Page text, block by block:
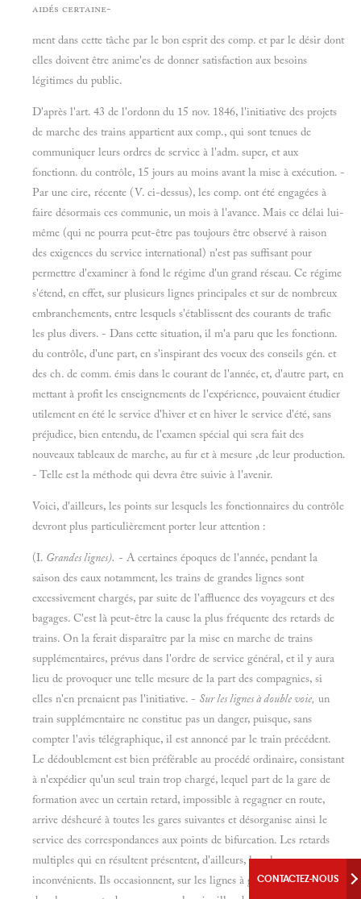
aidés certaine-
ment dans cette tâche par le bon esprit des comp. et par le désir dont
elles doivent être anime'es de donner satisfaction aux besoins
légitimes du public.
D'après l'art. 43 de l'ordonn du 15 nov. 1846, l'initiative des projets
de marche des trains appartient aux comp., qui sont tenues de
communiquer leurs ordres de service à l'adm. super, et aux
fonctionn. du contrôle, 15 jours au moins avant la mise à exécution. -
Par une cire, récente (V. ci-dessus), les comp. ont été engagées à
faire désormais ces communie, un mois à l'avance. Mais ce délai lui-
même (qui ne pourra peut-être pas toujours être observé à raison
des exigences du service international) n'est pas suffisant pour
permettre d'examiner à fond le régime d'un grand réseau. Ce régime
s'étend, en effet, sur plusieurs lignes principales et sur de nombreux
embranchements, entre lesquels s'établissent des courants de trafic
les plus divers. - Dans cette situation, il m'a paru que les fonctionn.
du contrôle, d'une part, en s'inspirant des voeux des conseils gén. et
des ch. de comm. émis dans le courant de l'année, et, d'autre part, en
mettant à profit les enseignements de l'expérience, pouvaient étudier
utilement en été le service d'hiver et en hiver le service d'été, sans
préjudice, bien entendu, de l'examen spécial qui sera fait des
nouveaux tableaux de marche, au fur et à mesure ,de leur production.
- Telle est la méthode qui devra être suivie à l'avenir.
Voici, d'ailleurs, les points sur lesquels les fonctionnaires du contrôle
devront plus particulièrement porter leur attention :
(I. Grandes lignes). - A certaines époques de l'année, pendant la
saison des eaux notamment, les trains de grandes lignes sont
excessivement chargés, par suite de l'affluence des voyageurs et des
bagages. C'est là peut-être la cause la plus fréquente des retards de
trains. On la ferait disparaître par la mise en marche de trains
supplémentaires, prévus dans l'ordre de service général, et il y aura
lieu de provoquer une telle mesure de la part des compagnies, si
elles n'en prenaient pas l'initiative. - Sur les lignes à double voie, un
train supplémentaire ne constitue pas un danger, puisque, sans
compter l'avis télégraphique, il est annoncé par le train précédent.
Le dédoublement est bien préférable au procédé ordinaire, consistant
à n'expédier qu'un seul train trop chargé, lequel part de la gare de
formation avec un certain retard, impossible à regagner en route,
arrive désheuré à toutes les gares suivantes et désorganise ainsi le
service des correspondances aux points de bifurcation. Les retards
multiples qui en résultent présentent, d'ailleurs, les plus graves
inconvénients. Ils occasionnent, sur les lignes à grande circulation,
CONTACTEZ-NOUS